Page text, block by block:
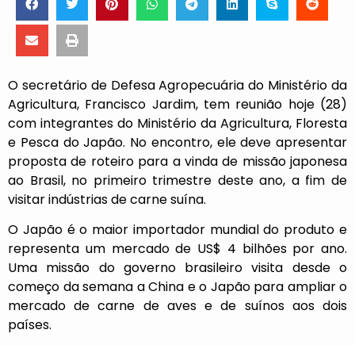
O secretário de Defesa Agropecuária do Ministério da
Agricultura, Francisco Jardim, tem reunião hoje (28)
com integrantes do Ministério da Agricultura, Floresta
e Pesca do Japão. No encontro, ele deve apresentar
proposta de roteiro para a vinda de missão japonesa
ao Brasil, no primeiro trimestre deste ano, a fim de
visitar indústrias de carne suína.
O Japão é o maior importador mundial do produto e
representa um mercado de US$ 4 bilhões por ano.
Uma missão do governo brasileiro visita desde o
começo da semana a China e o Japão para ampliar o
mercado de carne de aves e de suínos aos dois
países.